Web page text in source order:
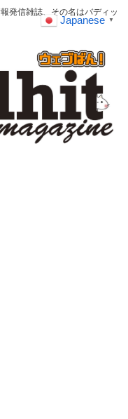
発信雑誌、その名はバディッ
Japanese ▼